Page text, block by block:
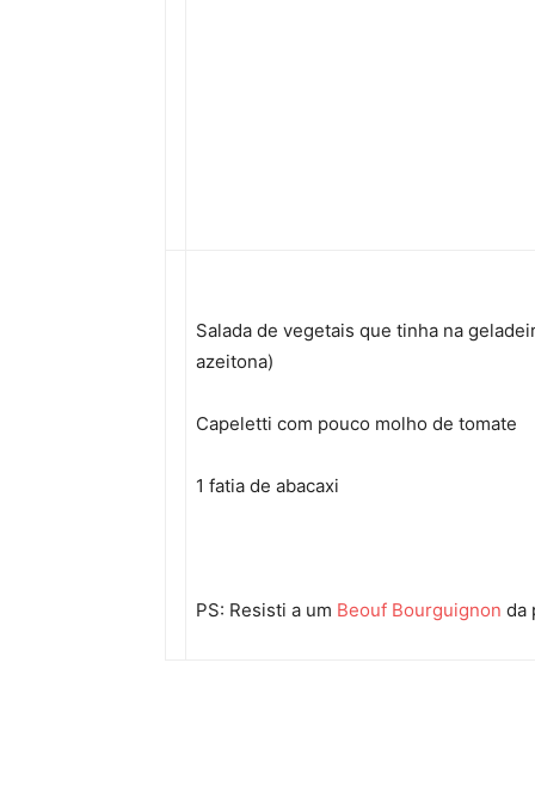
Salada de vegetais que tinha na
azeitona)
Capeletti com pouco molho de tomate
1 fatia de abacaxi
PS: Resisti a um Beouf Bourguignon da